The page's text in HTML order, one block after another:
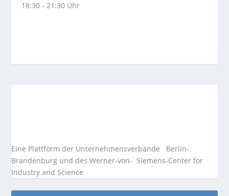
18:30 - 21:30 Uhr
Eine Plattform der Unternehmensverbände Berlin-
Brandenburg und des Werner-von- Siemens-Center for
Industry and Science